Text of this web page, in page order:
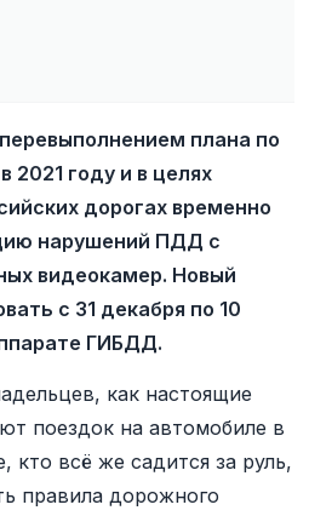
плана по
году и в целях
дорогах временно
нарушений ПДД с
видеокамер. Новый
с 31 декабря по 10
ГИБДД.
как настоящие
поездок на автомобиле в
кто всё же садится за руль,
правила дорожного